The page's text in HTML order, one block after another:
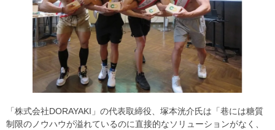
「株式会社DORAYAKI」の代表取締役、塚本洸介氏は「巷には糖質
制限のノウハウが溢れているのに直接的なソリューションがなく、